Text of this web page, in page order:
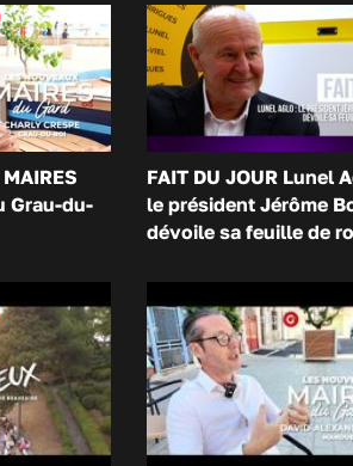
Grau-du-
FAIT DU JOUR Lunel
le président Jérôme
dévoile sa feuille de